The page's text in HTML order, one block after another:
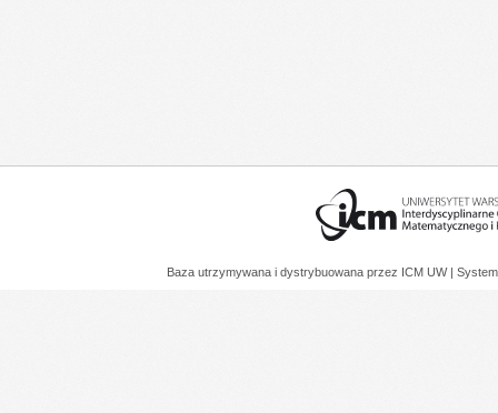
Baza utrzymywana i dystrybuowana przez ICM UW |